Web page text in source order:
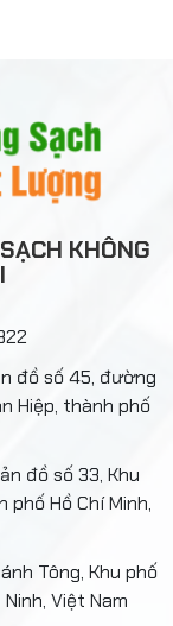
KHÔNG
đồ số 45, đường
Hiệp, thành phố
đồ số 33, Khu
phố Hồ Chí Minh,
Tông, Khu phố
Việt Nam